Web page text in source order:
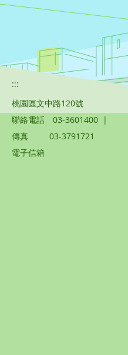
:::
桃園區文中路120號
聯絡電話
03-3601400 |
傳真
03-3791721
電子信箱